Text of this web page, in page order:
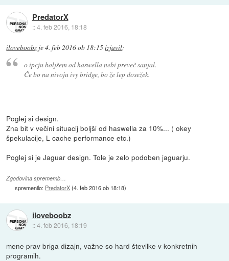
PredatorX
::4. feb 2016, 18:18
iloveboobz je4. feb 2016 ob 18:15izjavil:
o ipcju boljšem od haswella nebi preveč sanjal.
Če bo na nivoju ivy bridge, bo že lep dosežek.
Poglej si design.
Zna bit v večini situacij boljši od haswella za 10%... ( okey
špekulacije, L cache performance etc.)
Poglej si je Jaguar design. Tole je zelo podoben jaguarju.
Zgodovina sprememb…
spremenilo: PredatorX(4. feb 2016 ob 18:18)
iloveboobz
::4. feb 2016, 18:19
mene prav briga dizajn, važne so hard številke v konkretnih
programih.